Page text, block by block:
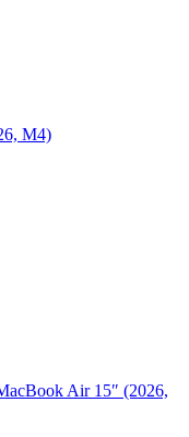
M4)
Air 15″ (2026,